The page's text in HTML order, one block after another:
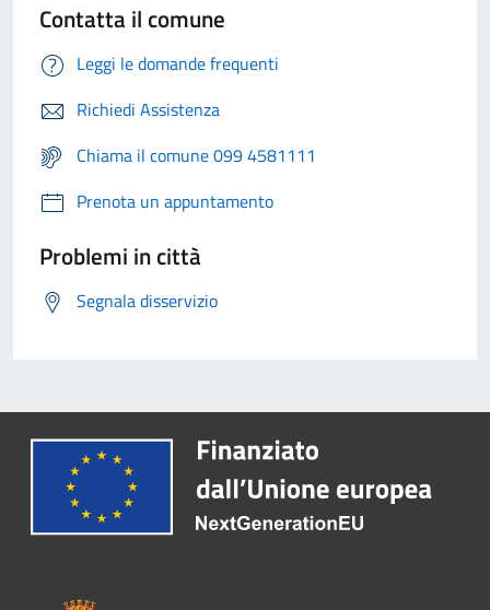
Contatta il comune
Leggi le domande frequenti
Richiedi Assistenza
Chiama il comune 099 4581111
Prenota un appuntamento
Problemi in città
Segnala disservizio